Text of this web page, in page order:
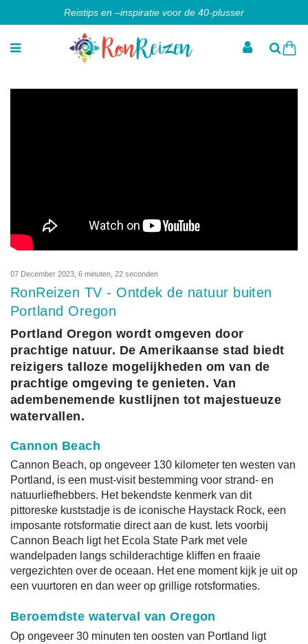
Reistips en –inspiratie voor de 40-plusser
07 December 2023 6 minuten, 22 seconden
RonReizen TV - Ontdek de natuur buiten
Portland Oregon
Portland Oregon wordt omgeven door
prachtige natuur. De Amerikaanse stad biedt
reizigers talloze mogelijkheden om van de
prachtige omgeving te genieten. Van
adembenemende kustlijnen tot majestueuze
watervallen.
Cannon Beach
Cannon Beach, op ongeveer 130 kilometer ten westen van
Portland, is een must-visit bestemming voor strand- en
natuurliefhebbers. Het bekendste kenmerk van dit
pittoreske kuststadje is de iconische Haystack Rock, een
imposante rotsformatie direct aan de kust. Iets voorbij
Cannon Beach ligt het Ecola State Park met vele
wandelpaden langs schilderachtige kliffen en fraaie
vergezichten over de oceaan. Het ene moment kijk je uit op
een vuurtoren en dan weer op grillige rotsformaties.
Beroemdste waterval van Oregon
Op ongeveer 30 minuten ten oosten van Portland ligt